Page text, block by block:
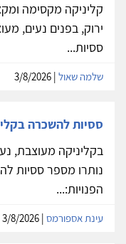
קליניקה מקסימה
ירוק, בפנים נעים,
ססיות...
שלמה שאול
ססיות להשכרה
בקליניקה מעוצבת,
נותרו מספר ססיות
הפנויות:...
עינת אספורמס